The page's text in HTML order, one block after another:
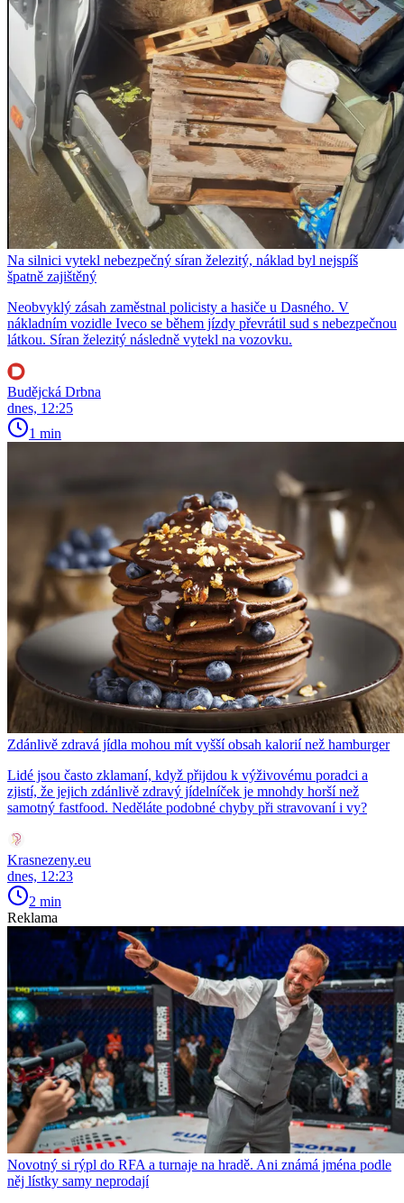
Na silnici vytekl nebezpečný síran železitý, náklad byl nejspíš
špatně zajištěný
Neobvyklý zásah zaměstnal policisty a hasiče u Dasného. V
nákladním vozidle Iveco se během jízdy převrátil sud s nebezpečnou
látkou. Síran železitý následně vytekl na vozovku.
Budějcká Drbna
dnes, 12:25
1 min
Zdánlivě zdravá jídla mohou mít vyšší obsah kalorií než hamburger
Lidé jsou často zklamaní, když přijdou k výživovému poradci a
zjistí, že jejich zdánlivě zdravý jídelníček je mnohdy horší než
samotný fastfood. Neděláte podobné chyby při stravovaní i vy?
Krasnezeny.eu
dnes, 12:23
2 min
Reklama
Novotný si rýpl do RFA a turnaje na hradě. Ani známá jména podle
něj lístky samy neprodají